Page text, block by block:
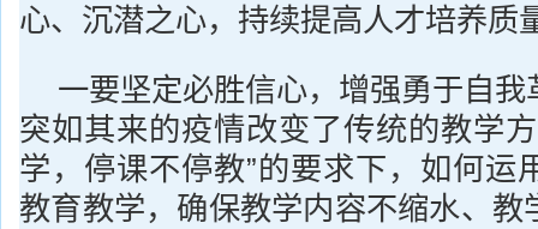
心、沉潜之心，持续提高人才培养质
一要坚定必胜信心，增强勇于自
突如其来的疫情改变了传统的教学
学，停课不停教”的要求下，如何运
教育教学，确保教学内容不缩水、教